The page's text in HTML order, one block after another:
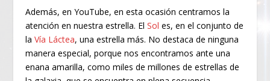
Además, en YouTube, en esta ocasión centramos la
atención en nuestra estrella. ElSol es, en el conjunto de
laVía Láctea, una estrella más. No destaca de ninguna
manera especial, porque nos encontramos ante una
enana amarilla, como miles de millones de estrellas de